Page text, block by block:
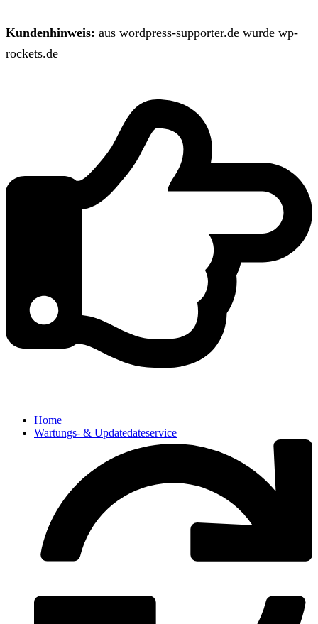
Kundenhinweis: aus wordpress-supporter.de wurde wp-
rockets.de
Home
Wartungs- & Updatedateservice